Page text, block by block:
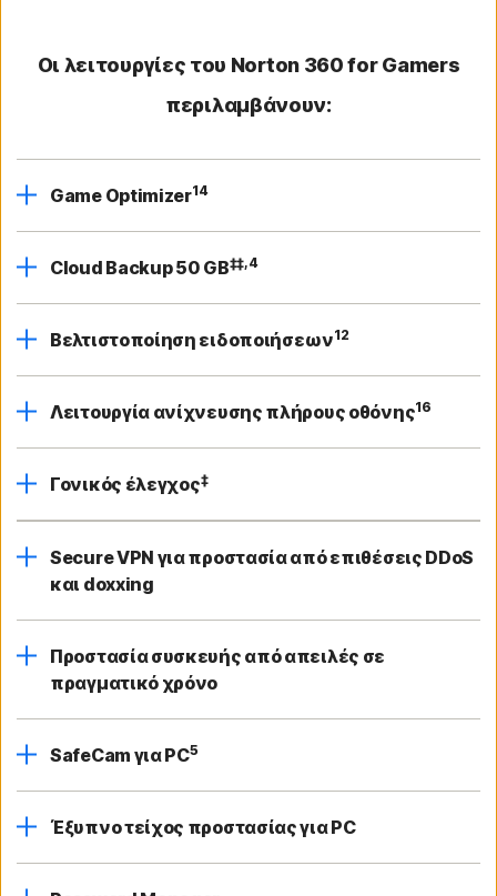
Οι λειτουργίες του Norton 360 for Gamers
περιλαμβάνουν:
Game Optimizer14
Cloud Backup 50 GB‡‡,4
Βελτιστοποίηση ειδοποιήσεων12
Λειτουργία ανίχνευσης πλήρους οθόνης16
Γονικός έλεγχος‡
Secure VPN για προστασία από επιθέσεις DDoS
και doxxing
Προστασία συσκευής από απειλές σε
πραγματικό χρόνο
SafeCam για PC5
Έξυπνο τείχος προστασίας για PC